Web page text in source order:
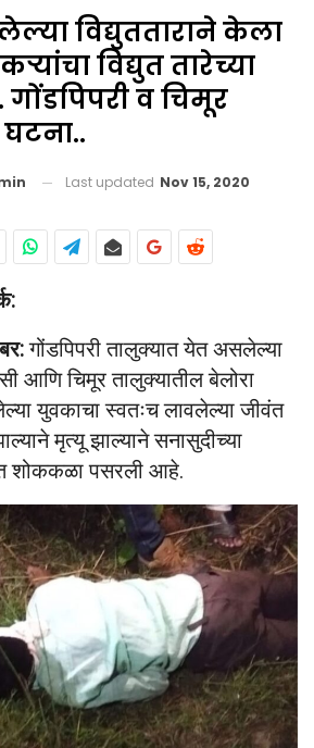
विद्युतताराने केला
विद्युत तारेच्या
व चिमूर
Last updated Nov 15, 2020
गोंडपिपरी तालुक्यात येत असलेल्या
आणि चिमूर तालुक्यातील बेलोरा
युवकाचा स्वतःच लावलेल्या जीवंत
मृत्यू झाल्याने सनासुदीच्या
शोककळा पसरली आहे.